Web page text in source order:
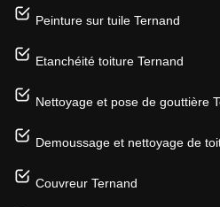
Peinture sur tuile Ternand
Etanchéité toiture Ternand
Nettoyage et pose de gouttière
Demoussage et nettoyage de
Couvreur Ternand